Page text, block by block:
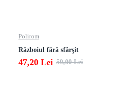
Polirom
Războiul fără sfârşit
47,20 Lei 59,00 Lei